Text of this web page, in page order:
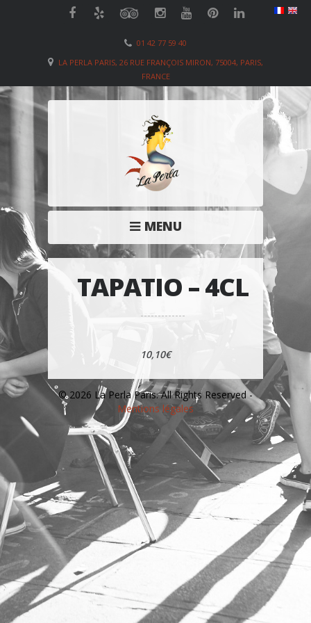
01 42 77 59 40
LA PERLA PARIS, 26 RUE FRANÇOIS MIRON, 75004, PARIS,
FRANCE
MENU
TAPATIO – 4CL
10,10€
© 2026 La Perla Paris. All Rights Reserved -
Mentions légales